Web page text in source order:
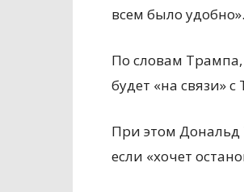
всем было удобно».
По словам
будет «на связи»
При этом Дональд
если «хочет